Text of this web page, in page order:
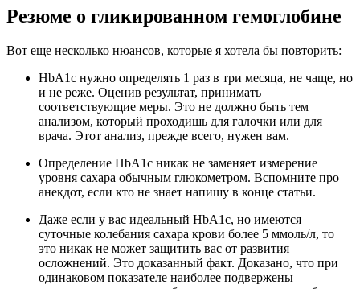
Резюме о гликированном гемоглобине
Вот еще несколько нюансов, которые я хотела бы повторить:
HbA1c нужно определять 1 раз в три месяца, не чаще, но
и не реже. Оценив результат, принимать
соответствующие меры. Это не должно быть тем
анализом, который проходишь для галочки или для
врача. Этот анализ, прежде всего, нужен вам.
Определение HbA1c никак не заменяет измерение
уровня сахара обычным глюкометром. Вспомните про
анекдот, если кто не знает напишу в конце статьи.
Даже если у вас идеальный HbA1c, но имеются
суточные колебания сахара крови более 5 ммоль/л, то
это никак не может защитить вас от развития
осложнений. Это доказанный факт. Доказано, что при
одинаковом показателе наиболее подвержены